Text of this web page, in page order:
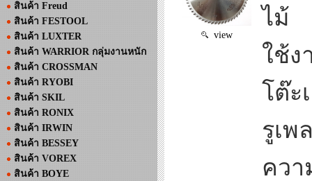
สินค้า Freud
สินค้า FESTOOL
สินค้า LUXTER
สินค้า WARRIOR กลุ่มงานหนัก
สินค้า CROSSMAN
สินค้า RYOBI
สินค้า SKIL
สินค้า RONIX
สินค้า IRWIN
สินค้า BESSEY
สินค้า VOREX
สินค้า BOYE
view
ไม้
ใช้ง
โต๊ะ
รูเพ
ควา